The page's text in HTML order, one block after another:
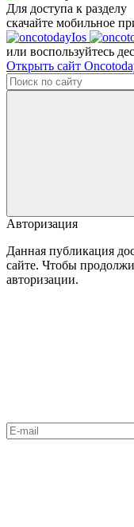
Для доступа к разделу
скачайте мобильное
или воспользуйтесь
Открыть сайт
Авторизация
Данная публикация
сайте. Чтобы
авторизации.